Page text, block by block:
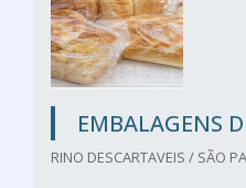
EMBALAGENS
RINO DESCARTAVEIS / SÃO